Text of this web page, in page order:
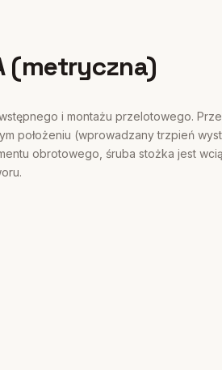
(metryczna)
i montażu przelotowego.
położeniu (wprowadzany trzpień
obrotowego, śruba stożka jest